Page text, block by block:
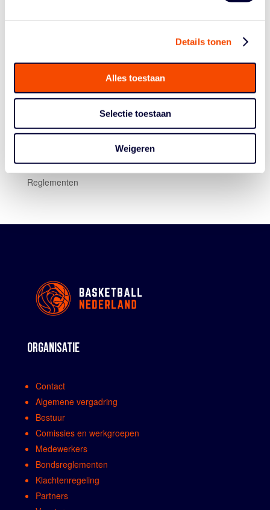
Details tonen
Alles toestaan
Selectie toestaan
Weigeren
Algemene Vergadering
Bestuur En Commissies
Medewerkers
Reglementen
ORGANISATIE
Contact
Algemene vergadring
Bestuur
Comissies en werkgroepen
Medewerkers
Bondsreglementen
Klachtenregeling
Partners